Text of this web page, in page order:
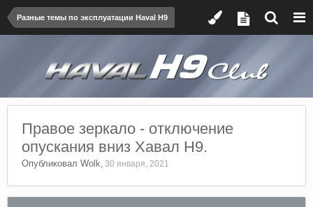
Разные темы по эксплуатации Haval H9
Правое зеркало - отключение
опускания вниз Хавал Н9.
Опубликовал Wolk, 30 января, 2021